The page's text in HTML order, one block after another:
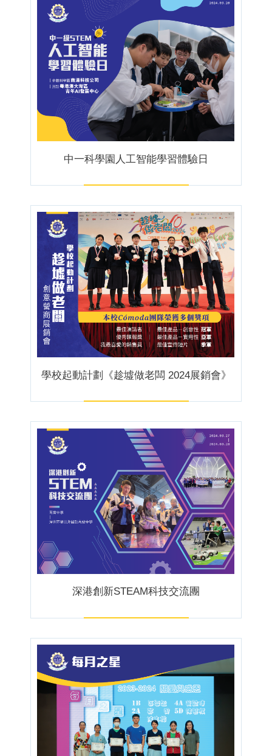
中一科學園人工智能學習體驗日
學校起動計劃《趁墟做老闆 2024展銷會》
深港創新STEAM科技交流團